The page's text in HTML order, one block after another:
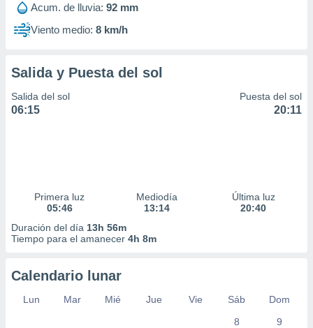
1199
Acum. de lluvia: 92 mm
Viento medio: 8 km/h
Salida y Puesta del sol
Salida del sol
06:15
Puesta del sol
20:11
Primera luz
05:46
Mediodía
13:14
Última luz
20:40
Duración del día 13h 56m
Tiempo para el amanecer 4h 8m
Calendario lunar
Lun Mar Mié Jue Vie Sáb
Dom
8
9